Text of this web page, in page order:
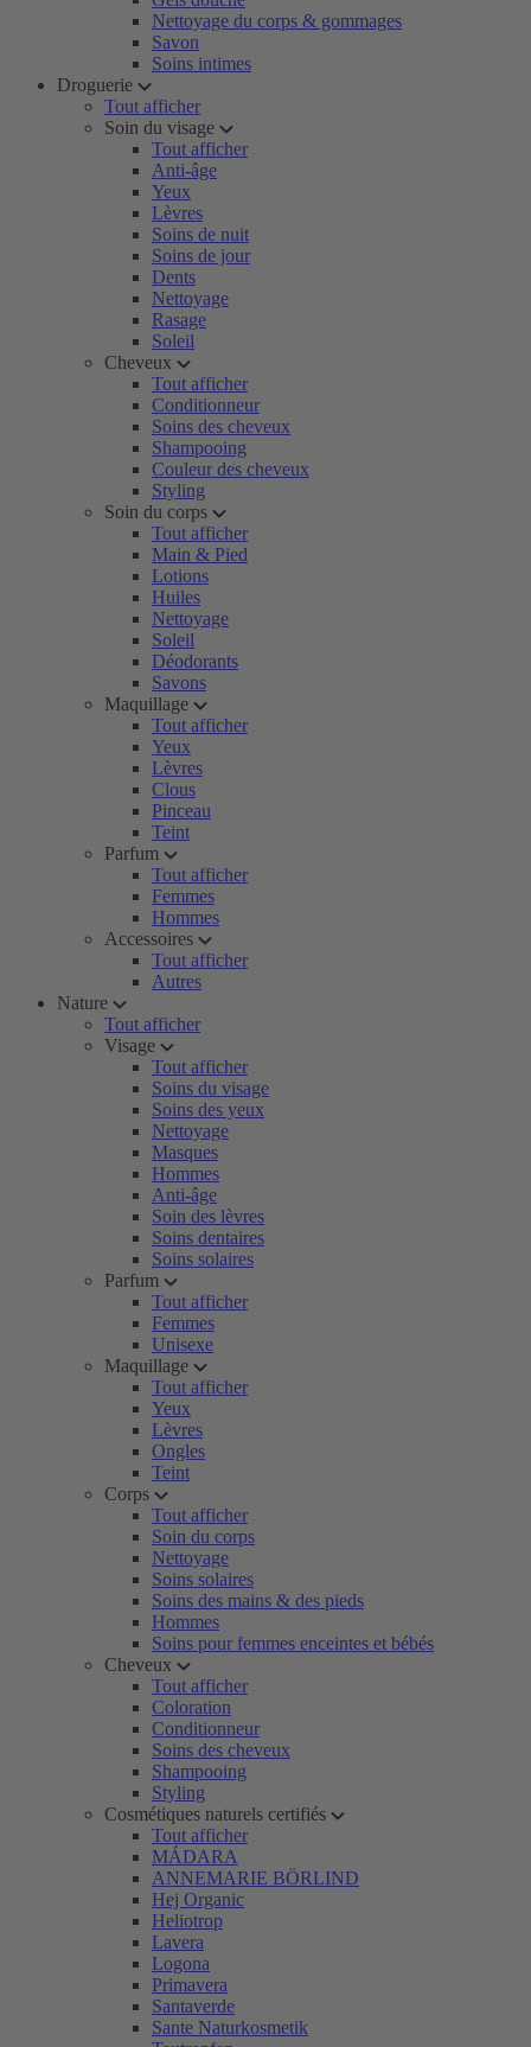
Nettoyage du corps & gommages
Savon
Soins intimes
Droguerie
Tout afficher
Soin du visage
Tout afficher
Anti-âge
Yeux
Lèvres
Soins de nuit
Soins de jour
Dents
Nettoyage
Rasage
Soleil
Cheveux
Tout afficher
Conditionneur
Soins des cheveux
Shampooing
Couleur des cheveux
Styling
Soin du corps
Tout afficher
Main & Pied
Lotions
Huiles
Nettoyage
Soleil
Déodorants
Savons
Maquillage
Tout afficher
Yeux
Lèvres
Clous
Pinceau
Teint
Parfum
Tout afficher
Femmes
Hommes
Accessoires
Tout afficher
Autres
Nature
Tout afficher
Visage
Tout afficher
Soins du visage
Soins des yeux
Nettoyage
Masques
Hommes
Anti-âge
Soin des lèvres
Soins dentaires
Soins solaires
Parfum
Tout afficher
Femmes
Unisexe
Maquillage
Tout afficher
Yeux
Lèvres
Ongles
Teint
Corps
Tout afficher
Soin du corps
Nettoyage
Soins solaires
Soins des mains & des pieds
Hommes
Soins pour femmes enceintes et bébés
Cheveux
Tout afficher
Coloration
Conditionneur
Soins des cheveux
Shampooing
Styling
Cosmétiques naturels certifiés
Tout afficher
MÁDARA
ANNEMARIE BÖRLIND
Hej Organic
Heliotrop
Lavera
Logona
Primavera
Santaverde
Sante Naturkosmetik